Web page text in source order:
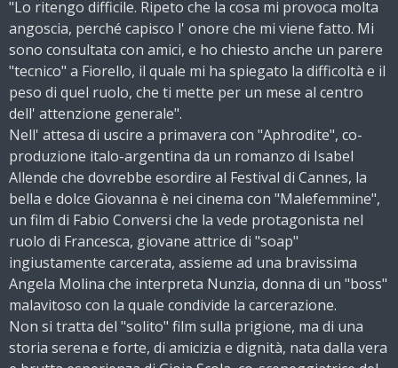
"Lo ritengo difficile. Ripeto che la cosa mi provoca molta
angoscia, perché capisco l' onore che mi viene fatto. Mi
sono consultata con amici, e ho chiesto anche un parere
"tecnico" a Fiorello, il quale mi ha spiegato la difficoltà e il
peso di quel ruolo, che ti mette per un mese al centro
dell' attenzione generale".
Nell' attesa di uscire a primavera con "Aphrodite", co-
produzione italo-argentina da un romanzo di Isabel
Allende che dovrebbe esordire al Festival di Cannes, la
bella e dolce Giovanna è nei cinema con "Malefemmine",
un film di Fabio Conversi che la vede protagonista nel
ruolo di Francesca, giovane attrice di "soap"
ingiustamente carcerata, assieme ad una bravissima
Angela Molina che interpreta Nunzia, donna di un "boss"
malavitoso con la quale condivide la carcerazione.
Non si tratta del "solito" film sulla prigione, ma di una
storia serena e forte, di amicizia e dignità, nata dalla vera